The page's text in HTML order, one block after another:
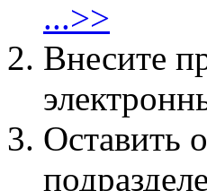
...>>
Внесите
Оставить